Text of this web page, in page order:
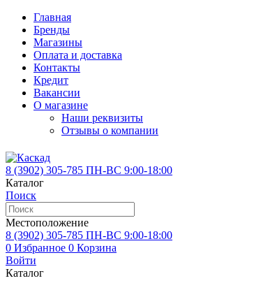
Главная
Бренды
Магазины
Оплата и доставка
Контакты
Кредит
Вакансии
О магазине
Наши реквизиты
Отзывы о компании
8 (3902) 305-785 ПН-ВС 9:00-18:00
Каталог
Поиск
Местоположение
8 (3902) 305-785 ПН-ВС 9:00-18:00
0 Избранное 0 Корзина
Войти
Каталог